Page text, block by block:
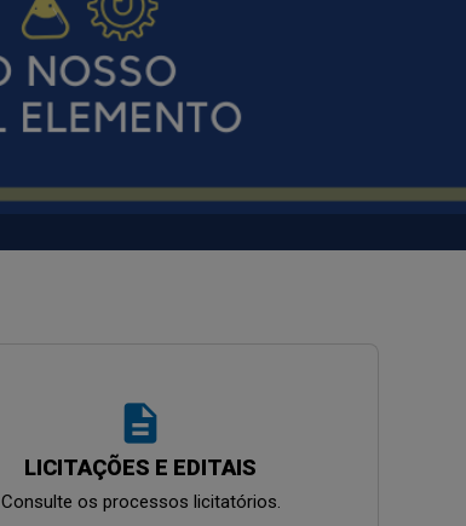
description
LICITAÇÕES E EDITAIS
Consulte os processos licitatórios.